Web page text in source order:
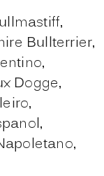
Bullterrier,
Dogge,